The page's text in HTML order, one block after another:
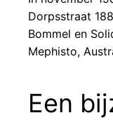
Dorpsstraat
Bommel en
Mephisto,
Een